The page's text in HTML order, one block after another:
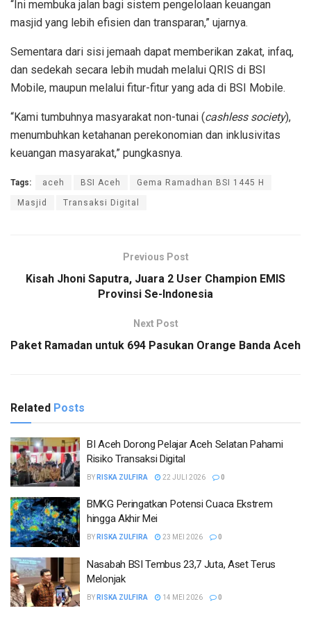
“Ini membuka jalan bagi sistem pengelolaan keuangan
masjid yang lebih efisien dan transparan,” ujarnya.
Sementara dari sisi jemaah dapat memberikan zakat, infaq,
dan sedekah secara lebih mudah melalui QRIS di BSI
Mobile, maupun melalui fitur-fitur yang ada di BSI Mobile.
“Kami tumbuhnya masyarakat non-tunai (cashless society),
menumbuhkan ketahanan perekonomian dan inklusivitas
keuangan masyarakat,” pungkasnya.
Tags: aceh BSI Aceh Gema Ramadhan BSI 1445 H
Masjid Transaksi Digital
Previous Post
Kisah Jhoni Saputra, Juara 2 User Champion EMIS
Provinsi Se-Indonesia
Next Post
Paket Ramadan untuk 694 Pasukan Orange Banda Aceh
Related Posts
BI Aceh Dorong Pelajar Aceh Selatan Pahami
Risiko Transaksi Digital
BY RISKA ZULFIRA 22 JULI 2026 0
BMKG Peringatkan Potensi Cuaca Ekstrem
hingga Akhir Mei
BY RISKA ZULFIRA 23 MEI 2026 0
Nasabah BSI Tembus 23,7 Juta, Aset Terus
Melonjak
BY RISKA ZULFIRA 14 MEI 2026 0